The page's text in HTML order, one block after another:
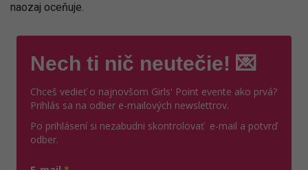
naozaj oceňuje.
Nech ti nič neutečie! 💌
Chceš vedieť o najnovšom Girls' Point evente ako prvá?
Prihlás sa na odber e-mailových newslettrov.
Po prihlásení si nezabudni skontrolovať e-mail a potvrď
odber.